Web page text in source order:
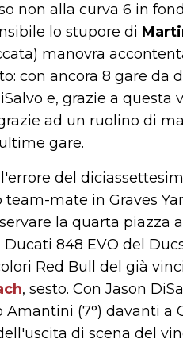
non alla curva 6 in
lo stupore di
manovra
con ancora 8 gare da
e, grazie a questa
ad un ruolino di
gare.
del
mate in Graves
la quarta piazza
848 EVO del
Red Bull del già
, sesto. Con Jason
(7°) davanti a
di scena del